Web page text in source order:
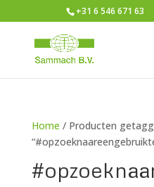
+31 6 546 671 63
Home / Producten